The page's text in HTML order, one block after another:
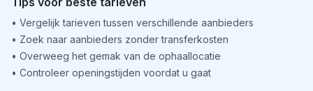
• Vergelijk tarieven tussen verschillende aanbieders
• Zoek naar aanbieders zonder transferkosten
• Overweeg het gemak van de ophaallocatie
• Controleer openingstijden voordat u gaat